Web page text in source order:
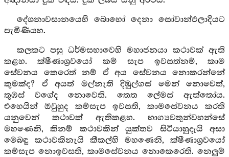
දේශනාවසානයෙහි බොහෝ දෙනා සෝවාන්ඵලාදියට
පැමිණියහ.
කලකට පසු ධර්මසභාවෙහි මහාජනයා කථාවක් ඇති
කළහ. ක්ෂීණාශ්‍රවයෝ කම් සැප ඉවසත්නම්, කාම
සේවනය කෙරෙත් නම් ඒ අය සේවනය නොකරන්නේ
කුමක්ද? ඒ අයත් මල්නැති දිඹුල්ගස් මෙන් නොවෙත්,
තුඹස් වගේද නොවෙති. තෙත ලේමස් ඇත්තෝය.
එහෙයින් ඔවුහුද කම්සැප ඉවසති, කාමසේවනය කරති
යනුවෙන් කථාවක් ඇතිකළහ. භාග්‍යවතුන්වහන්සේ
මහණෙනි, කිනම් කථාවකින් යුක්තව සිටියාහුදැයි අසා
මෙබඳු කථාවකිනැයි කීකල්හි මහණෙනි, ක්ෂීණාශ්‍රවයෝ
කම්සැප නොඉවසති, කාමසේවනය නොකෙරෙති. නෙලුම්